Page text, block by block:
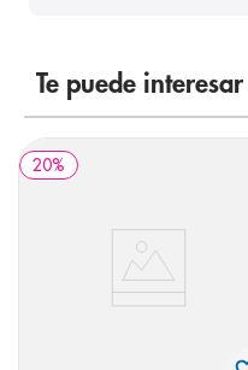
Te puede interesar
20%